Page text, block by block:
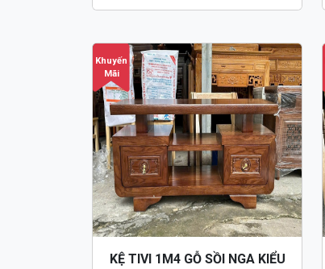
Khuyến
Mãi
KỆ TIVI 1M4 GỖ SỒI NGA KIỂU